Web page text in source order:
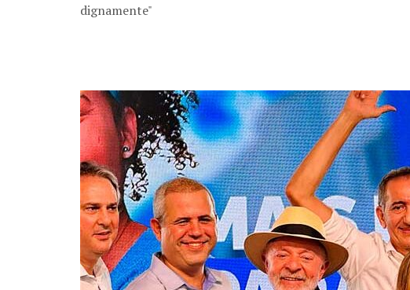
dignamente"